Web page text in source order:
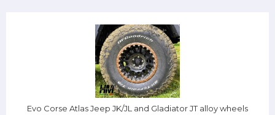
Evo Corse Atlas Jeep JK/JL and Gladiator JT alloy wheels